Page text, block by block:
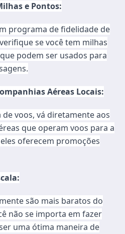
e Pontos:
programa de fidelidade de
se você tem milhas
podem ser usados para
Aéreas Locais:
voos, vá diretamente aos
que operam voos para a
oferecem promoções
são mais baratos do
não se importa em fazer
uma ótima maneira de